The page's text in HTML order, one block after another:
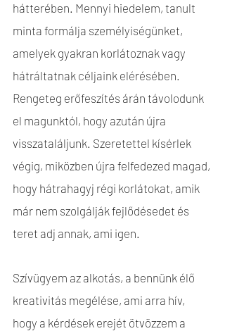
hátterében. Mennyi hiedelem, tanult
minta formálja személyiségünket,
amelyek gyakran korlátoznak vagy
hátráltatnak céljaink elérésében.
Rengeteg erőfeszítés árán távolodunk
el magunktól, hogy azután újra
visszataláljunk. Szeretettel kísérlek
végig, miközben újra felfedezed magad,
hogy hátrahagyj régi korlátokat, amik
már nem szolgálják fejlődésedet és
teret adj annak, ami igen.
Szívügyem az alkotás, a bennünk élő
kreativitás megélése, ami arra hív,
hogy a kérdések erejét ötvözzem a